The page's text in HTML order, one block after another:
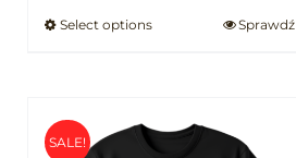
Select options Sprawdź
SALE!